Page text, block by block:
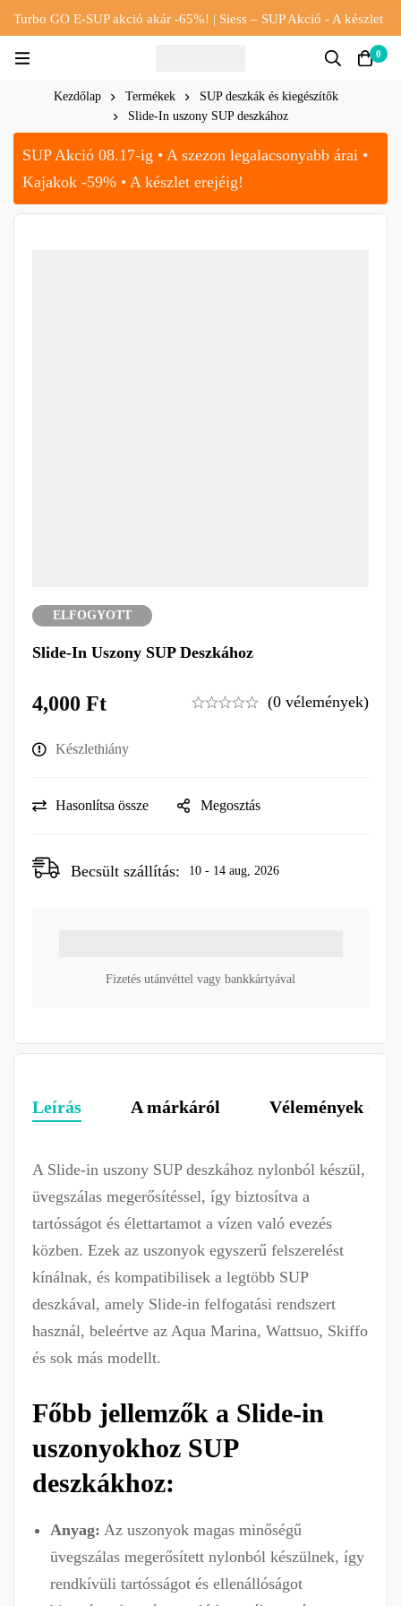
Turbo GO E-SUP akció akár -65%! | Siess – SUP Akció - A készlet
0
Kezdőlap Termékek
SUP deszkák és kiegészítők
Slide-In uszony SUP deszkához
SUP Akció 08.17-ig • A szezon legalacsonyabb árai •
Kajakok -59% • A készlet erejéig!
ELFOGYOTT
Slide-In Uszony SUP Deszkához
4,000 Ft (0 vélemények)
Készlethiány
Hasonlítsa össze Megosztás
Becsült szállítás: 10 - 14 aug, 2026
Fizetés utánvéttel vagy bankkártyával
Leírás A márkáról Vélemények (0)
A Slide-in uszony SUP deszkához nylonból készül,
üvegszálas megerősítéssel, így biztosítva a
tartósságot és élettartamot a vízen való evezés
közben. Ezek az uszonyok egyszerű felszerelést
kínálnak, és kompatibilisek a legtöbb SUP
deszkával, amely Slide-in felfogatási rendszert
használ, beleértve az Aqua Marina, Wattsuo, Skiffo
és sok más modellt.
Főbb jellemzők a Slide-in
uszonyokhoz SUP
deszkákhoz:
Anyag: Az uszonyok magas minőségű
üvegszálas megerősített nylonból készülnek, így
rendkívüli tartósságot és ellenállóságot